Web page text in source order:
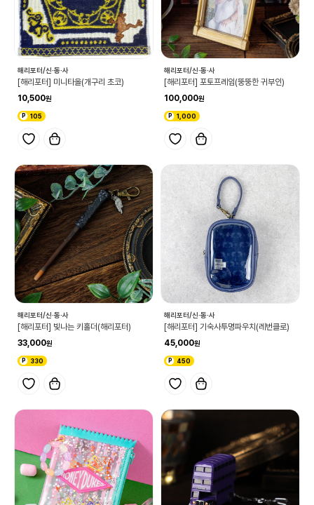
해리포터/신·동·사
[해리포터] 미니타올(개구리 초코)
10,500
105
해리포터/신·동·사
[해리포터] 포토프레임(뚱뚱한 귀부인)
100,000
1,000
해리포터/신·동·사
[해리포터] 빛나는 키홀더(해리포터)
33,000
330
해리포터/신·동·사
[해리포터] 기숙사투명파우치(레번클로)
45,000
450